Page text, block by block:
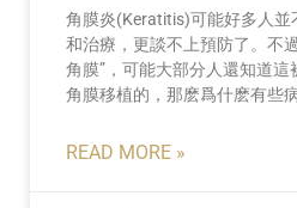
角膜炎(Keratitis)可能好多人並
和治療，更談不上預防了。不
角膜”，可能大部分人還知道
角膜移植的，那麽爲什麽有些
READ MORE »